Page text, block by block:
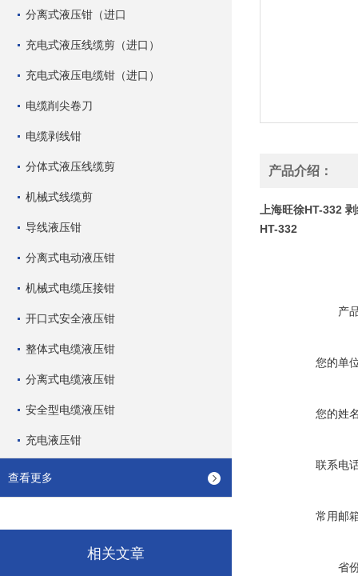
分离式液压钳（进口
充电式液压线缆剪（进口）
充电式液压电缆钳（进口）
电缆削尖卷刀
电缆剥线钳
分体式液压线缆剪
机械式线缆剪
导线液压钳
分离式电动液压钳
机械式电缆压接钳
开口式安全液压钳
整体式电缆液压钳
分离式电缆液压钳
安全型电缆液压钳
充电液压钳
查看更多
相关文章
产品介绍：
上海旺徐HT-332
HT-332
产
您的单
您的姓
联系电
常用邮
省